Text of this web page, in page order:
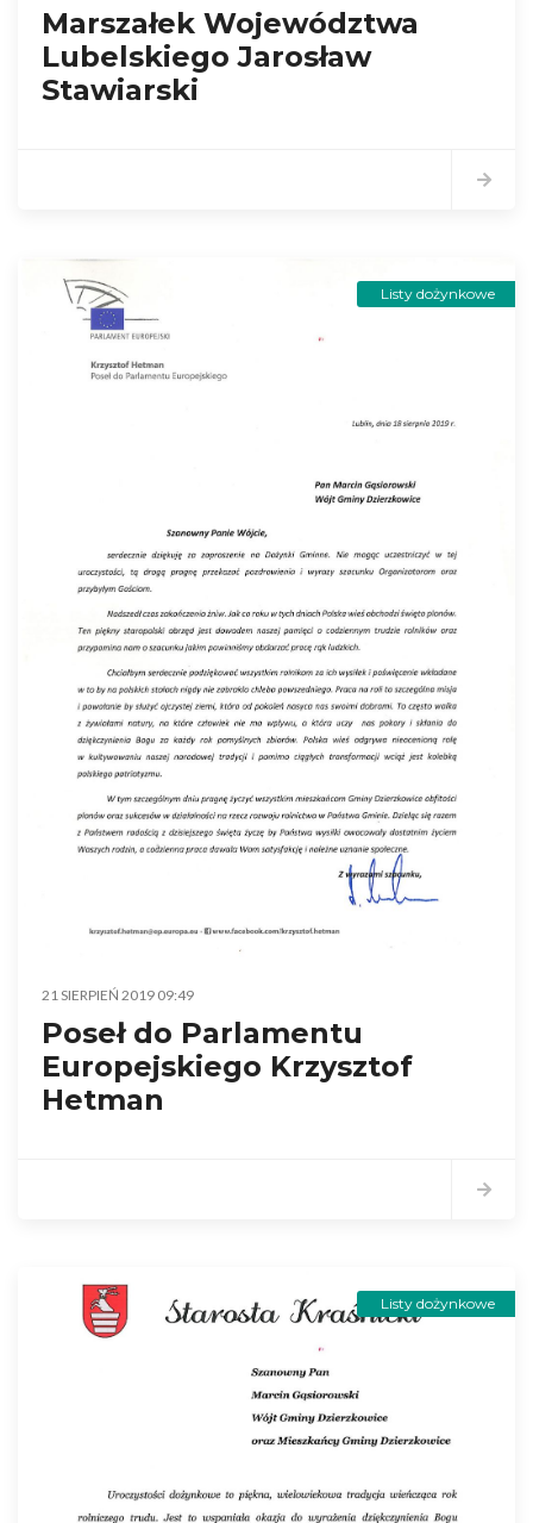
Marszałek Województwa
Lubelskiego Jarosław
Stawiarski
Listy dożynkowe
21 SIERPIEŃ 2019 09:49
Poseł do Parlamentu
Europejskiego Krzysztof
Hetman
Listy dożynkowe